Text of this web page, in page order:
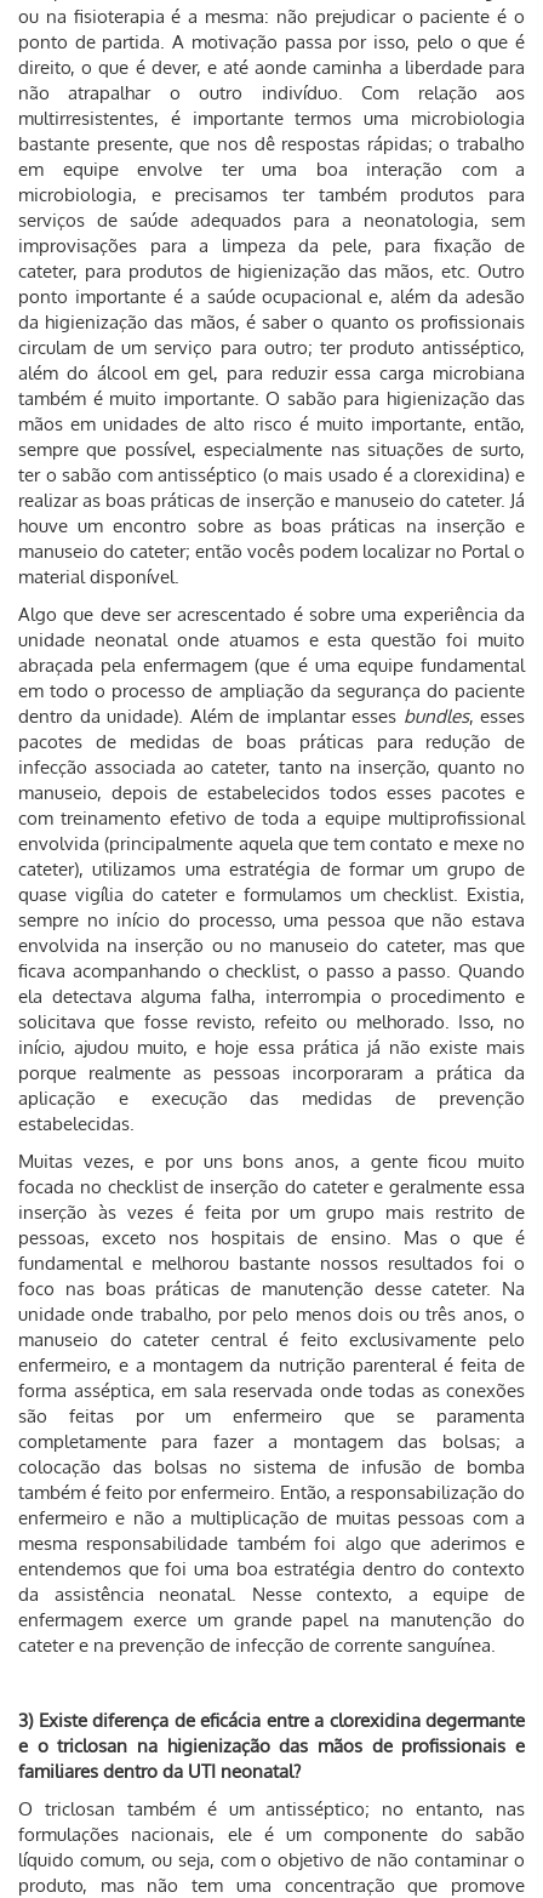
ou na fisioterapia é a mesma: não prejudicar o paciente é o
ponto de partida. A motivação passa por isso, pelo o que é
direito, o que é dever, e até aonde caminha a liberdade para
não atrapalhar o outro indivíduo. Com relação aos
multirresistentes, é importante termos uma microbiologia
bastante presente, que nos dê respostas rápidas; o trabalho
em equipe envolve ter uma boa interação com a
microbiologia, e precisamos ter também produtos para
serviços de saúde adequados para a neonatologia, sem
improvisações para a limpeza da pele, para fixação de
cateter, para produtos de higienização das mãos, etc. Outro
ponto importante é a saúde ocupacional e, além da adesão
da higienização das mãos, é saber o quanto os profissionais
circulam de um serviço para outro; ter produto antisséptico,
além do álcool em gel, para reduzir essa carga microbiana
também é muito importante. O sabão para higienização das
mãos em unidades de alto risco é muito importante, então,
sempre que possível, especialmente nas situações de surto,
ter o sabão com antisséptico (o mais usado é a clorexidina) e
realizar as boas práticas de inserção e manuseio do cateter. Já
houve um encontro sobre as boas práticas na inserção e
manuseio do cateter; então vocês podem localizar no Portal o
material disponível.
Algo que deve ser acrescentado é sobre uma experiência da
unidade neonatal onde atuamos e esta questão foi muito
abraçada pela enfermagem (que é uma equipe fundamental
em todo o processo de ampliação da segurança do paciente
dentro da unidade). Além de implantar esses bundles, esses
pacotes de medidas de boas práticas para redução de
infecção associada ao cateter, tanto na inserção, quanto no
manuseio, depois de estabelecidos todos esses pacotes e
com treinamento efetivo de toda a equipe multiprofissional
envolvida (principalmente aquela que tem contato e mexe no
cateter), utilizamos uma estratégia de formar um grupo de
quase vigília do cateter e formulamos um checklist. Existia,
sempre no início do processo, uma pessoa que não estava
envolvida na inserção ou no manuseio do cateter, mas que
ficava acompanhando o checklist, o passo a passo. Quando
ela detectava alguma falha, interrompia o procedimento e
solicitava que fosse revisto, refeito ou melhorado. Isso, no
início, ajudou muito, e hoje essa prática já não existe mais
porque realmente as pessoas incorporaram a prática da
aplicação e execução das medidas de prevenção
estabelecidas.
Muitas vezes, e por uns bons anos, a gente ficou muito
focada no checklist de inserção do cateter e geralmente essa
inserção às vezes é feita por um grupo mais restrito de
pessoas, exceto nos hospitais de ensino. Mas o que é
fundamental e melhorou bastante nossos resultados foi o
foco nas boas práticas de manutenção desse cateter. Na
unidade onde trabalho, por pelo menos dois ou três anos, o
manuseio do cateter central é feito exclusivamente pelo
enfermeiro, e a montagem da nutrição parenteral é feita de
forma asséptica, em sala reservada onde todas as conexões
são feitas por um enfermeiro que se paramenta
completamente para fazer a montagem das bolsas; a
colocação das bolsas no sistema de infusão de bomba
também é feito por enfermeiro. Então, a responsabilização do
enfermeiro e não a multiplicação de muitas pessoas com a
mesma responsabilidade também foi algo que aderimos e
entendemos que foi uma boa estratégia dentro do contexto
da assistência neonatal. Nesse contexto, a equipe de
enfermagem exerce um grande papel na manutenção do
cateter e na prevenção de infecção de corrente sanguínea.
3) Existe diferença de eficácia entre a clorexidina degermante
e o triclosan na higienização das mãos de profissionais e
familiares dentro da UTI neonatal?
O triclosan também é um antisséptico; no entanto, nas
formulações nacionais, ele é um componente do sabão
líquido comum, ou seja, com o objetivo de não contaminar o
produto, mas não tem uma concentração que promove